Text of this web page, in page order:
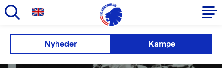
hovedindhold
navigation
Nyheder Kampe